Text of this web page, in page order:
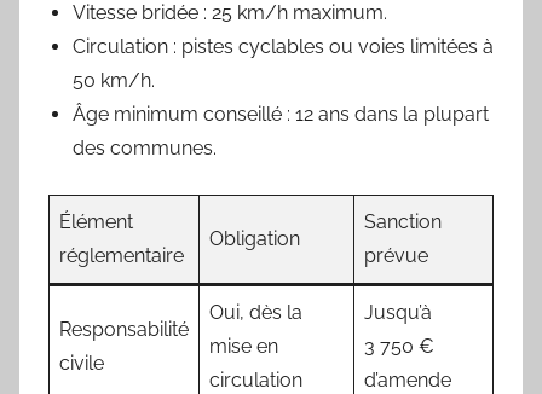
Vitesse bridée : 25 km/h maximum.
Circulation : pistes cyclables ou voies limitées à
50 km/h.
Âge minimum conseillé : 12 ans dans la plupart
des communes.
Élément
réglementaire
Obligation
Sanction
prévue
Responsabilité
civile
Oui, dès la
mise en
circulation
Jusqu’à
3 750 €
d’amende